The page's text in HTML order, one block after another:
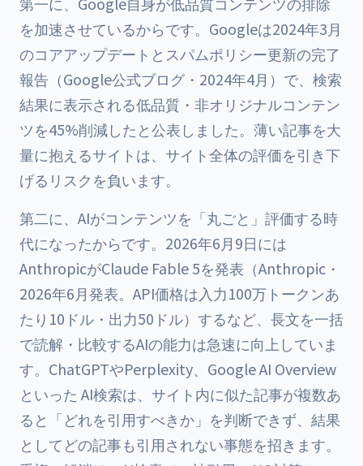
を加速させているからです。Googleは2024年3月
のコアアップデートとスパムポリシー更新の完了
報告（Google公式ブログ・2024年4月）で、検索
結果に表示される低品質・非オリジナルコンテン
ツを45%削減したと公表しました。薄い記事を大
量に抱えるサイトは、サイト全体の評価を引き下
げるリスクを負います。
第二に、AIがコンテンツを「丸ごと」評価する時
代になったからです。2026年6月9日には
AnthropicがClaude Fable 5を発表（Anthropic・
2026年6月発表。API価格は入力100万トークンあ
たり10ドル・出力50ドル）するなど、長文を一括
で読解・比較するAIの能力は急速に向上していま
す。ChatGPTやPerplexity、Google AI Overview
といった AI検索は、サイト内に似た記事が複数あ
ると「どれを引用すべきか」を判断できず、結果
としてどの記事も引用されない事態を招きます。